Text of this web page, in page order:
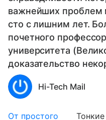
важнейших проблем
сто с лишним лет.
почетного
университета
доказательство
Hi-Tech Mail
От простого